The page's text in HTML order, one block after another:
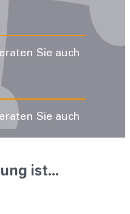
Sie auch
Sie auch
ist…